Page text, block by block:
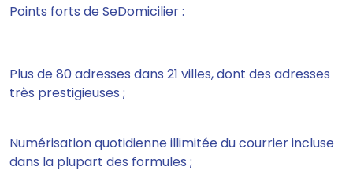
Points forts de SeDomicilier :
Plus de 80 adresses dans 21 villes, dont des adresses
très prestigieuses ;
Numérisation quotidienne illimitée du courrier incluse
dans la plupart des formules ;